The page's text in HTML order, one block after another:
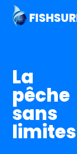
La
pêche
sans
limites